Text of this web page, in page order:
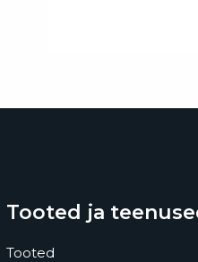
Tooted ja
Tooted